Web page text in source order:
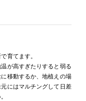
育てます。
が高すぎたりすると弱る
移動するか、地植えの場
にはマルチングして日差